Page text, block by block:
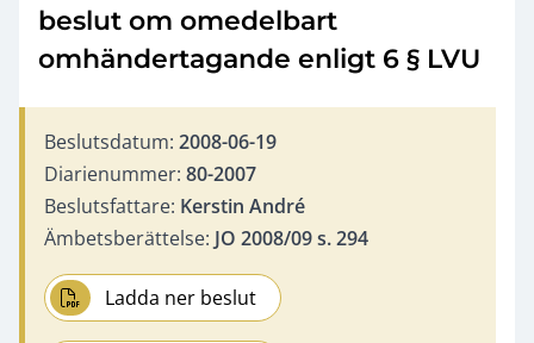
beslut om omedelbart
omhändertagande enligt 6 § LVU
Beslutsdatum: 2008-06-19
Diarienummer: 80-2007
Beslutsfattare: Kerstin André
Ämbetsberättelse: JO 2008/09 s. 294
Ladda ner beslut